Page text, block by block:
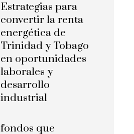
Estrategias para
convertir la renta
energética de
Trinidad y Tobago
en oportunidades
laborales y
desarrollo
industrial
fondos que